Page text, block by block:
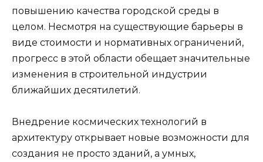
повышению качества городской среды в
целом. Несмотря на существующие барьеры в
виде стоимости и нормативных ограничений,
прогресс в этой области обещает значительные
изменения в строительной индустрии
ближайших десятилетий.
Внедрение космических технологий в
архитектуру открывает новые возможности для
создания не просто зданий, а умных,